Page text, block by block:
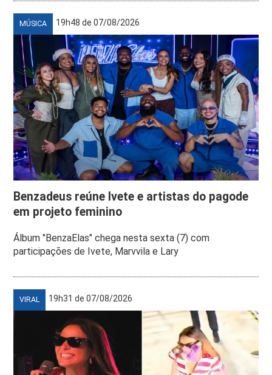
MÚSICA 19h48 de 07/08/2026
Benzadeus reúne Ivete e artistas do pagode
em projeto feminino
Álbum "BenzaElas" chega nesta sexta (7) com
participações de Ivete, Marvvila e Lary
VIRAL 19h31 de 07/08/2026